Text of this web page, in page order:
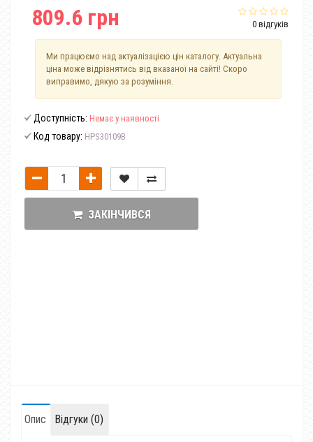
0 відгуків
809.6 грн
Ми працюємо над актуалізацією цін каталогу. Актуальна
ціна може відрізнятись від вказаної на сайті! Скоро
виправимо, дякую за розуміння.
Доступність: Немає у наявності
Код товару: HPS30109B
ЗАКІНЧИВСЯ
Опис Відгуки (0)